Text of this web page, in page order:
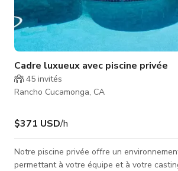
Cadre luxueux avec piscine privée
45 invités
Rancho Cucamonga, CA
$371 USD/h
Notre piscine privée offre un
permettant à votre équipe et à votre